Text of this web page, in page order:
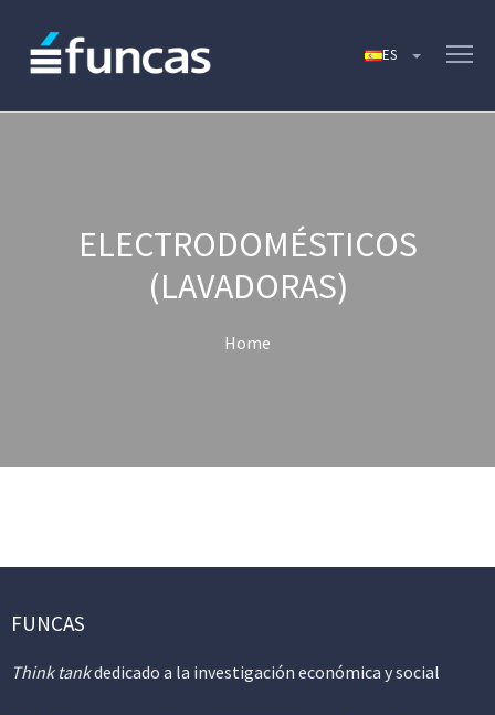
ELECTRODOMÉSTICOS
(LAVADORAS)
Home
FUNCAS
Think tankdedicado a la investigación económica y social